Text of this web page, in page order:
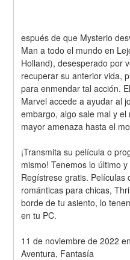
espués de que Mysterio
Man a todo el mundo en
Holland), desesperado por
recuperar su anterior vida,
para enmendar tal acción.
Marvel accede a ayudar al
embargo, algo sale mal y
mayor amenaza hasta el
¡Transmita su película o
mismo! Tenemos lo último
Regístrese gratis. Películas
románticas para chicas,
borde de tu asiento, lo
en tu PC.
11 de noviembre de 2022
Aventura, Fantasía